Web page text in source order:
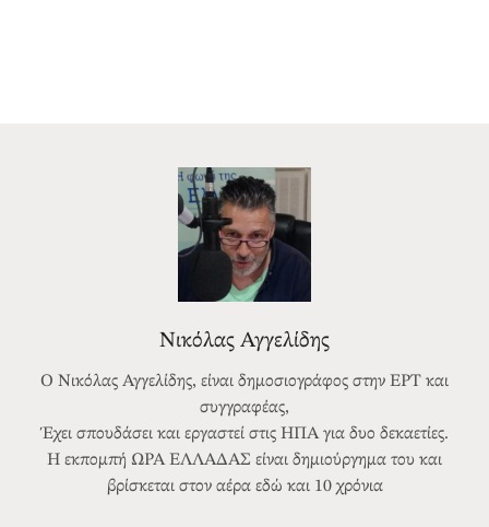
Νικόλας Αγγελίδης
Ο Νικόλας Αγγελίδης, είναι δημοσιογράφος στην ΕΡΤ και
συγγραφέας,
Έχει σπουδάσει και εργαστεί στις ΗΠΑ για δυο δεκαετίες.
Η εκπομπή ΩΡΑ ΕΛΛΑΔΑΣ είναι δημιούργημα του και
βρίσκεται στον αέρα εδώ και 10 χρόνια